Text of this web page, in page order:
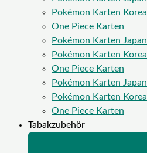
Pokémon Karten Korea
One Piece Karten
Pokémon Karten Japan
Pokémon Karten Korea
One Piece Karten
Pokémon Karten Japan
Pokémon Karten Korea
One Piece Karten
Tabakzubehör